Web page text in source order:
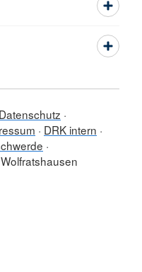
Datenschutz
DRK intern